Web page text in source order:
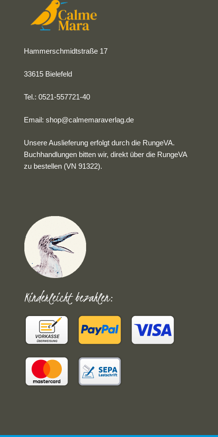
Hammerschmidtstraße 17
33615 Bielefeld
Tel.: 0521-557721-40
Email:shop@calmemaraverlag.de
Unsere Auslieferung erfolgt durch die RungeVA.
Buchhandlungen bitten wir, direkt über die RungeVA
zu bestellen (VN 91322).
Kinderleicht bezahlen: